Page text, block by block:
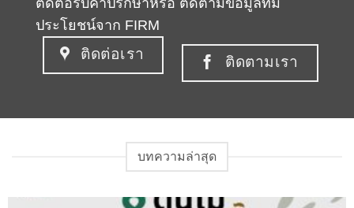
ติดต่อรับคำปรึกษาหรือ ติดตามข้อมูลที่มี
ประโยชน์จาก FIRM
ติดต่อเรา ติดตามเรา
บทความล่าสุด